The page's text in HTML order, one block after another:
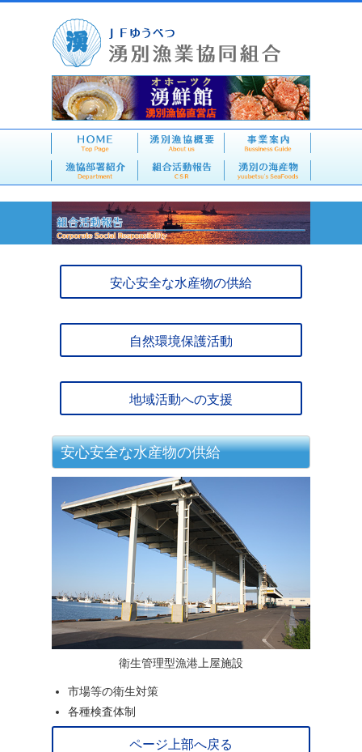
安心安全な水産物の供給
自然環境保護活動
地域活動への支援
安心安全な水産物の供給
衛生管理型漁港上屋施設
市場等の衛生対策
各種検査体制
ページ上部へ戻る